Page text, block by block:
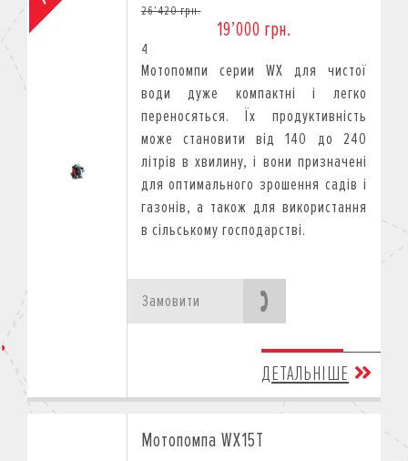
26’420 грн.
19’000 грн.
4
Mотопомпи cерии WX для чистої
води дуже компактні і легко
переносяться. Їх продуктивність
може становити від 140 до 240
літрів в хвилину, і вони призначені
для оптимального зрошення садів і
газонів, а також для використання
в сільському господарстві.
Замовити
ДЕТАЛЬНІШЕ
Мотопомпа WX15T